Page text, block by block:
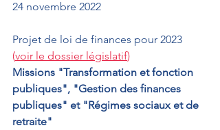
24 novembre 2022
Projet de loi de finances pour 2023
(voir le dossier législatif)
Missions "Transformation et fonction
publiques", "Gestion des finances
publiques" et "Régimes sociaux et de
retraite"